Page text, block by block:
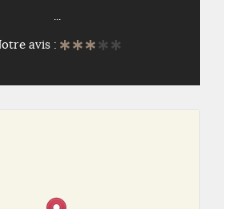
...
avis :